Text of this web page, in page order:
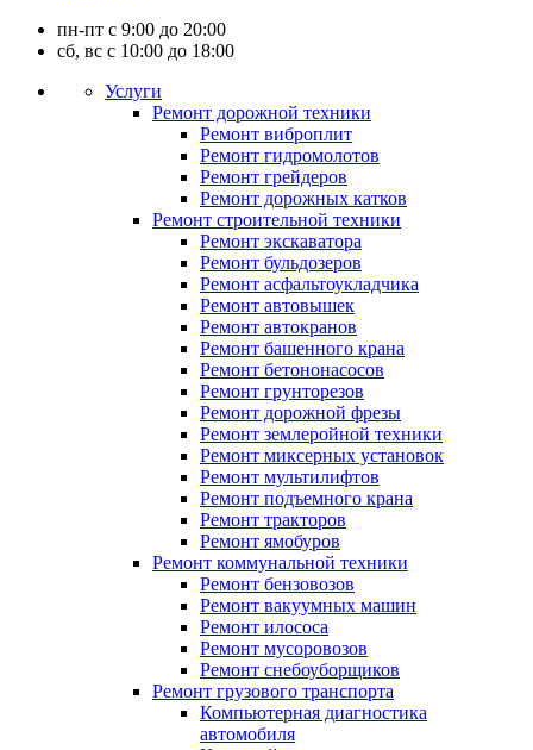
пн-пт с 9:00 до 20:00
сб, вс с 10:00 до 18:00
Услуги
Ремонт дорожной техники
Ремонт виброплит
Ремонт гидромолотов
Ремонт грейдеров
Ремонт дорожных катков
Ремонт строительной техники
Ремонт экскаватора
Ремонт бульдозеров
Ремонт асфальтоукладчика
Ремонт автовышек
Ремонт автокранов
Ремонт башенного крана
Ремонт бетононасосов
Ремонт грунторезов
Ремонт дорожной фрезы
Ремонт землеройной техники
Ремонт миксерных установок
Ремонт мультилифтов
Ремонт подъемного крана
Ремонт тракторов
Ремонт ямобуров
Ремонт коммунальной техники
Ремонт бензовозов
Ремонт вакуумных машин
Ремонт илососа
Ремонт мусоровозов
Ремонт снебоуборщиков
Ремонт грузового транспорта
Компьютерная диагностика
автомобиля